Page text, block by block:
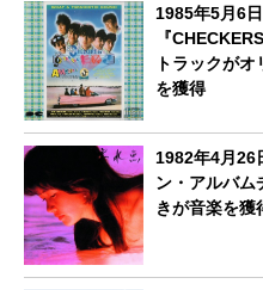
1985年5月6
『
トラックが
を獲得
1982年4月26
ン・アルバム
きが音楽を獲